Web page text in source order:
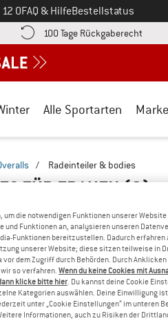
unter
0FAQ & HilfeBestellstatus
sich in einer Infobox
100 Tage Rückgaberecht
Alle Sportarten
/ Radeinteiler & bodies
FÜR FRAUEN(2)
die notwendigen Funktionen unserer Website
Funktionen an, analysieren unseren
Funktionen bereitzustellen. Dadurch erfahren
unserer Website; diese sitzen teilweise in
dem Zugriff durch Behörden. Durch Anklicken
so verfahren. Wenn du keine Cookies mit
klicke bitte hier. Du kannst deine Cookie
Kategorien auswählen. Deine Einwilligung
unter „Cookie Einstellungen“ im unteren
Informationen, auch zu Risiken der